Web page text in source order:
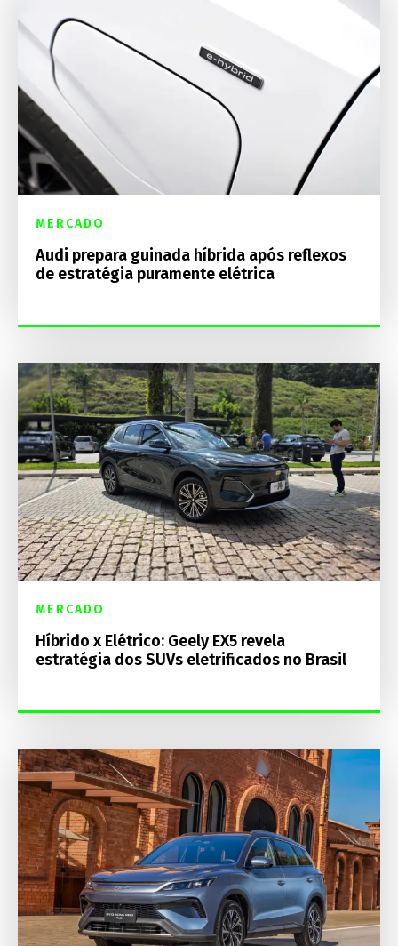
MERCADO
Audi prepara guinada híbrida após reflexos
de estratégia puramente elétrica
MERCADO
Híbrido x Elétrico: Geely EX5 revela
estratégia dos SUVs eletrificados no Brasil